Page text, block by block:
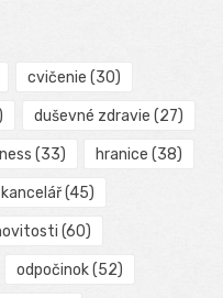
cvičenie (30)
duševné zdravie (27)
(33) hranice (38)
kancelář(45)
(60)
odpočinok(52)